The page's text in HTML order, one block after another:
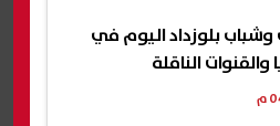
وشباب بلوزداد اليوم في
الناقلة